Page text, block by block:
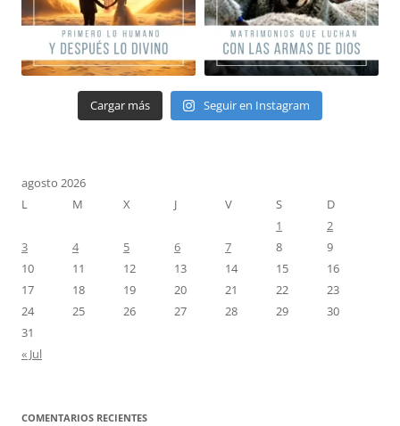
Cargar más Seguir en Instagram
agosto 2026
L
M X J V S
D
1
2
3
4 5 6 7 8
9
10
11 12 13 14 15
16
17
18 19 20 21 22
23
24
25 26 27 28 29
30
31
« Jul
COMENTARIOS RECIENTES